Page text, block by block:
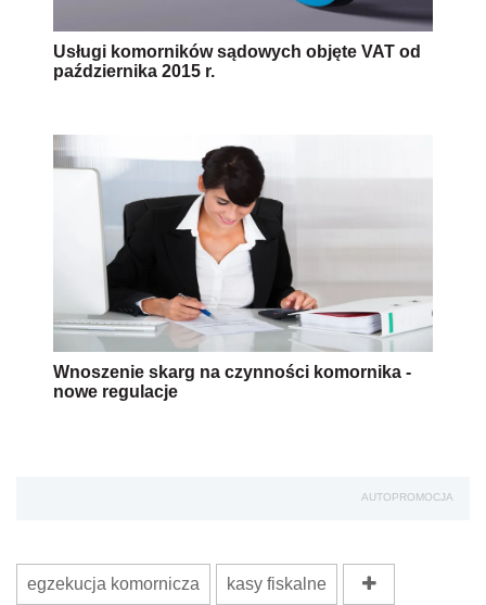
Usługi komorników sądowych objęte VAT od
października 2015 r.
Wnoszenie skarg na czynności komornika -
nowe regulacje
AUTOPROMOCJA
egzekucja komornicza kasy fiskalne